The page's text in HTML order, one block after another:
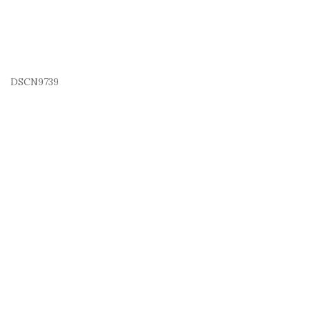
DSCN9739